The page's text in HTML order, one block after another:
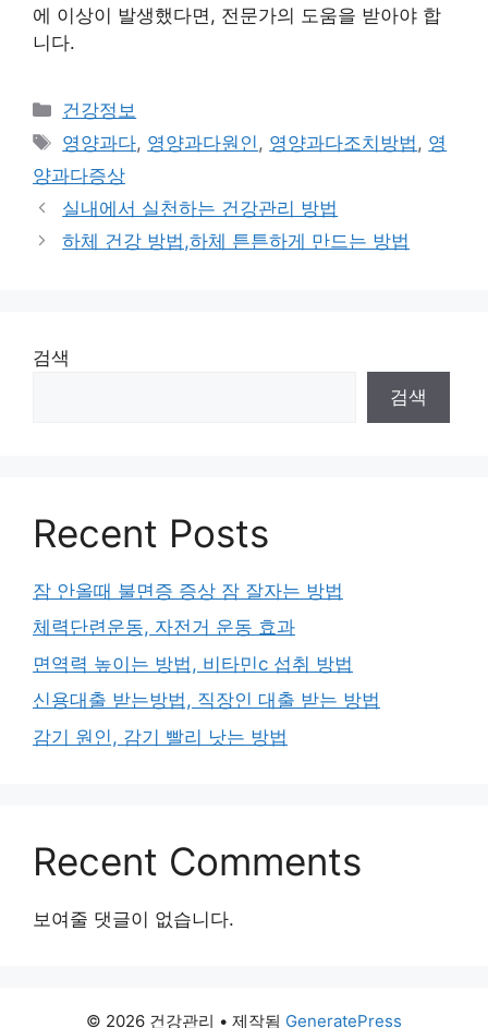
에 이상이 발생했다면, 전문가의 도움을 받아야 합
니다.
카
테
고
리
건강정보
태
그
영양과다, 영양과다원인 , 영양과다조치방법 , 영
양과다증상
실내에서 실천하는 건강관리 방법
하체 건강 방법,하체 튼튼하게 만드는 방법
검색
검색
Recent Posts
잠 안올때 불면증 증상 잠 잘자는 방법
체력단련운동, 자전거 운동 효과
면역력 높이는 방법, 비타민c 섭취 방법
신용대출 받는방법, 직장인 대출 받는 방법
감기 원인, 감기 빨리 낫는 방법
Recent Comments
보여줄 댓글이 없습니다.
© 2026 건강관리 • 제작됨 GeneratePress